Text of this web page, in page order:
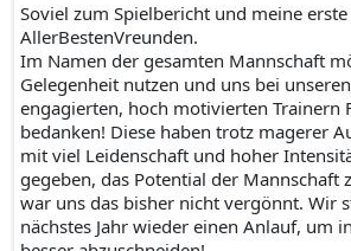
Soviel zum Spielbericht und meine
AllerBestenVreunden.
Im Namen der gesamten Mannschaft
Gelegenheit nutzen und uns bei
engagierten, hoch motivierten Trainern
bedanken! Diese haben trotz magerer
mit viel Leidenschaft und hoher
gegeben, das Potential der Mannschaft
war uns das bisher nicht vergönnt. Wir
nächstes Jahr wieder einen Anlauf, um